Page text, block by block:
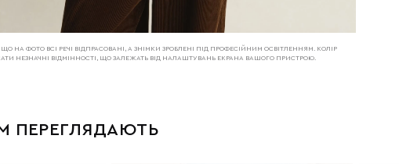
ЩО НА ФОТО ВСІ РЕЧІ ВІДПРАСОВАНІ, А ЗНІМКИ ЗРОБЛЕНІ ПІД ПРОФЕСІЙНИМ ОСВІТЛЕННЯМ. КОЛІР
НЕЗНАЧНІ ВІДМІННОСТІ, ЩО ЗАЛЕЖАТЬ ВІД НАЛАШТУВАНЬ ЕКРАНА ВАШОГО ПРИСТРОЮ.
ПЕРЕГЛЯДАЮТЬ